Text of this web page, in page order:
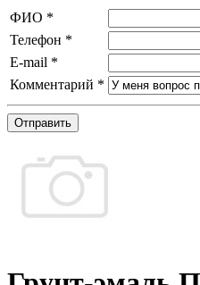
ФИО *
Телефон *
E-mail *
Комментарий *
Отправить